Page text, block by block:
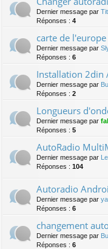
Dernier message par
Réponses : 4
carte de
Dernier message par
Réponses : 6
Installation 2din
Dernier message par
Réponses : 2
Longueurs
Dernier message par
Réponses : 5
AutoRadio
Dernier message par
Réponses : 104
Autoradio
Dernier message par
Réponses : 6
changement
Dernier message par
Réponses : 6